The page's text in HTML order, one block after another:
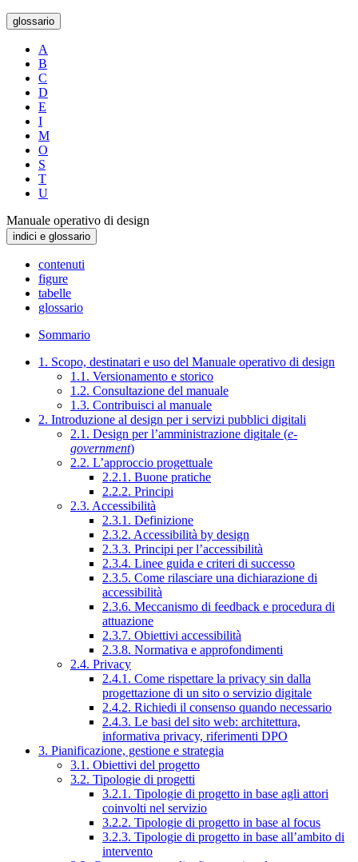
glossario
A
B
C
D
E
I
M
O
S
T
U
Manuale operativo di design
indici e glossario
contenuti
figure
tabelle
glossario
Sommario
1. Scopo, destinatari e uso del Manuale operativo di design
1.1. Versionamento e storico
1.2. Consultazione del manuale
1.3. Contribuisci al manuale
2. Introduzione al design per i servizi pubblici digitali
2.1. Design per l’amministrazione digitale (e-
government)
2.2. L’approccio progettuale
2.2.1. Buone pratiche
2.2.2. Principi
2.3. Accessibilità
2.3.1. Definizione
2.3.2. Accessibilità by design
2.3.3. Principi per l’accessibilità
2.3.4. Linee guida e criteri di successo
2.3.5. Come rilasciare una dichiarazione di
accessibilità
2.3.6. Meccanismo di feedback e procedura di
attuazione
2.3.7. Obiettivi accessibilità
2.3.8. Normativa e approfondimenti
2.4. Privacy
2.4.1. Come rispettare la privacy sin dalla
progettazione di un sito o servizio digitale
2.4.2. Richiedi il consenso quando necessario
2.4.3. Le basi del sito web: architettura,
informativa privacy, riferimenti DPO
3. Pianificazione, gestione e strategia
3.1. Obiettivi del progetto
3.2. Tipologie di progetti
3.2.1. Tipologie di progetto in base agli attori
coinvolti nel servizio
3.2.2. Tipologie di progetto in base al focus
3.2.3. Tipologie di progetto in base all’ambito di
intervento